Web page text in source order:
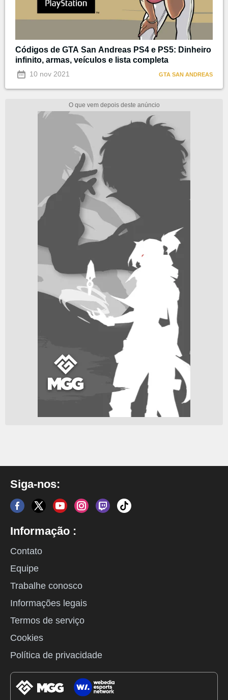
Códigos de GTA San Andreas PS4 e PS5: Dinheiro
infinito, armas, veículos e lista completa
10 nov 2021 GTA SAN ANDREAS
Siga-nos:
Informação :
Contato
Equipe
Trabalhe conosco
Informações legais
Termos de serviço
Cookies
Política de privacidade